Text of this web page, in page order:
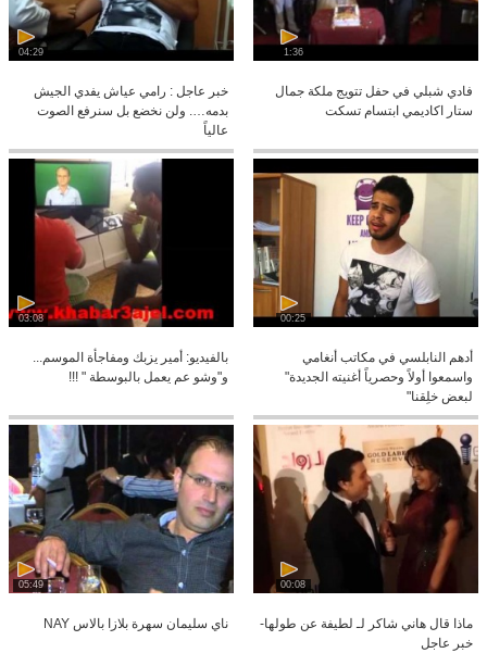
1:36
فادي شبلي في حفل تتويج ملكة جمال
ستار اكاديمي ابتسام تسكت
04:29
خبر عاجل : رامي عياش يفدي الجيش
بدمه…. ولن نخضع بل سنرفع الصوت
عالياً
00:25
أدهم النابلسي في مكاتب أنغامي
واسمعوا أولاً وحصرياً أغنيته الجديدة"
لبعض خلِقنا"
03:08
بالفيديو: أمير يزبك ومفاجأة الموسم...
و"وشو عم يعمل بالبوسطة " !!!
00:08
ماذا قال هاني شاكر لـ لطيفة عن طولها-
خبر عاجل
05:49
ناي سليمان سهرة بلازا بالاس NAY